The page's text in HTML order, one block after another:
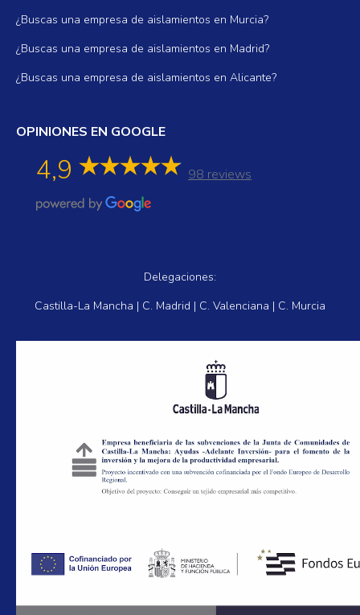
¿Buscas una empresa de aislamientos en Murcia?
¿Buscas una empresa de aislamientos en Madrid?
¿Buscas una empresa de aislamientos en Alicante?
OPINIONES EN GOOGLE
4,9 98 reviews
Delegaciones:
Castilla-La Mancha | C. Madrid | C. Valenciana | C. Murcia